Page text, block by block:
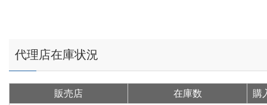
代理店在庫状況
販売店 在庫数
購